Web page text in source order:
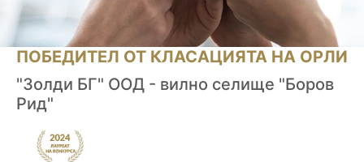
ПОБЕДИТЕЛ ОТ КЛАСАЦИЯТА НА ОРЛИ
"Золди БГ" ООД - вилно селище "Боров
Рид"